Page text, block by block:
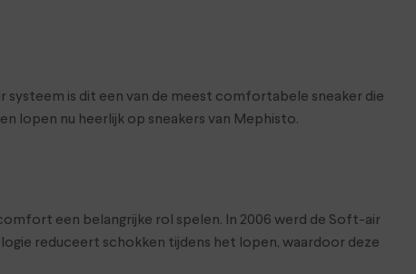
is dit een van de meest comfortabele sneaker die
lopen nu heerlijk op sneakers van Mephisto.
een belangrijke rol spelen. In 2006 werd de Soft-air
reduceert schokken tijdens het lopen, waardoor deze